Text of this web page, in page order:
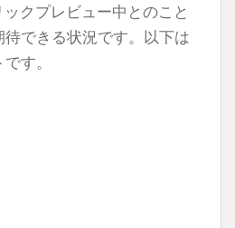
ックプレビュー中とのこと
できる状況です。以下は
す。